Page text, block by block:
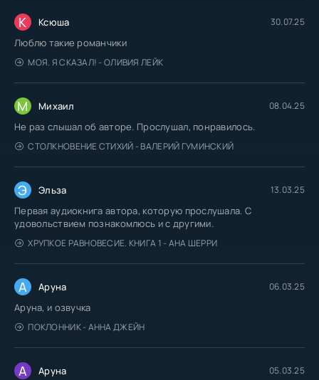
К Ксюша 30.07.25
Люблю такие романчики
МОЯ. Я СКАЗАЛ! - ОЛИВИЯ ЛЕЙК
М Михаил 08.04.25
Не раз слышал об авторе. Прослушал, понравилось.
СТОЛКНОВЕНИЕ СТИХИЙ - ВАЛЕРИЙ ГУМИНСКИЙ
Э Эльза 13.03.25
Первая аудиокнига автора, которую прослушала. С
удовольствием познакомлюсь и с другими.
ХРУПКОЕ РАВНОВЕСИЕ. КНИГА 1 - АНА ШЕРРИ
А Аруна 06.03.25
Аруна, и озвучка
ПОКЛОННИК - АННА ДЖЕЙН
А Аруна 05.03.25